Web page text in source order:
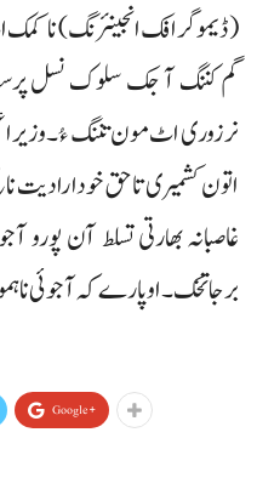
(ڈیموگرافک انجینئرنگ) نا
گم کننگ آ جک سلوک نسل
نرزوری اٹ مون تننگ ءُ۔
اتون کشمیری تا حق خودارادیت نا
غاصبانہ بھارتی تسلط آن پورو
برجاتخک۔ اوپارے کہ آجوئی
Google+